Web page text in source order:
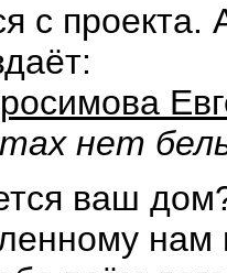
с проекта.
нет
ваш